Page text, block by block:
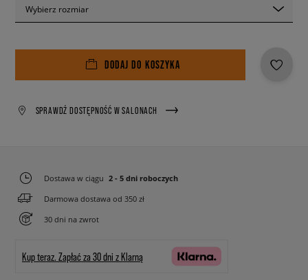
Wybierz rozmiar
DODAJ DO KOSZYKA
SPRAWDŹ DOSTĘPNOŚĆ W SALONACH
Dostawa w ciągu 2 - 5 dni roboczych
Darmowa dostawa od 350 zł
30 dni na zwrot
Kup teraz. Zapłać za 30 dni z Klarną